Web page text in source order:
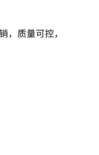
，质量可控，